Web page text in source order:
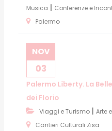
Musica | Conferenze e
Palermo
NOV
03
Palermo Liberty. La
dei Florio
Viaggi e Turismo | Arte
Cantieri Culturali Zisa